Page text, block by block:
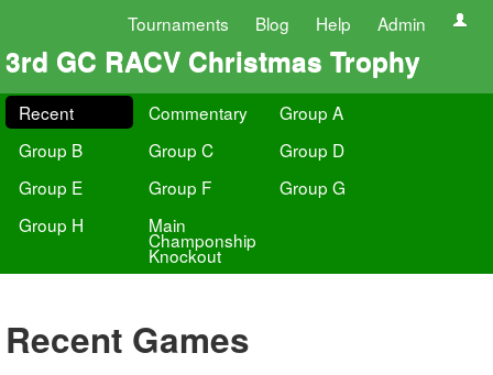
Tournaments Blog Help Admin
3rd GC RACV Christmas Trophy
Recent Commentary
Group A
Group B
Group C
Group D
Group E
Group F
Group G
Group H
Main
Champonship
Knockout
Recent Games